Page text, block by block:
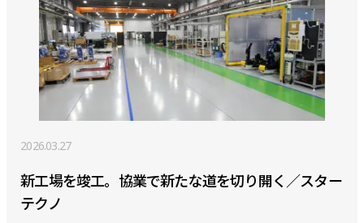
2026.03.27
新工場を竣工。協業で新たな道を切り開く／スター
テクノ